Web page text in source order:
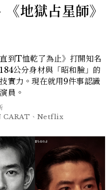
地獄占星師》
到T恤乾了為止》打開知名
公分身材與「昭和臉」的
實力。現在就用9件事認識
員。
CARAT、Netflix